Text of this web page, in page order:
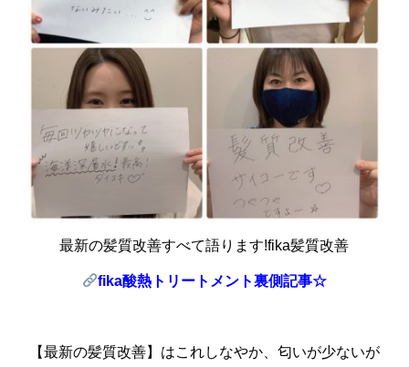
最新の髪質改善すべて語ります!fika髪質改善
fika酸熱トリートメント裏側記事☆
【最新の髪質改善】はこれしなやか、匂いが少ないが